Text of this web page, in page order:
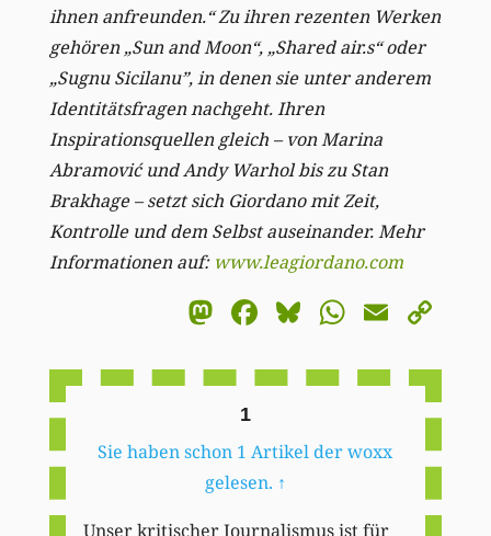
ihnen anfreunden.“ Zu ihren rezenten Werken
gehören „Sun and Moon“, „Shared air.s“ oder
„Sugnu Sicilanu”, in denen sie unter anderem
Identitätsfragen nachgeht. Ihren
Inspirationsquellen gleich – von Marina
Abramović und Andy Warhol bis zu Stan
Brakhage – setzt sich Giordano mit Zeit,
Kontrolle und dem Selbst auseinander. Mehr
Informationen auf: www.leagiordano.com
Mastodon
Facebook
BlueskyEmail
1
Sie haben schon 1 Artikel der woxx
gelesen. ↑
Unser kritischer Journalismus ist für